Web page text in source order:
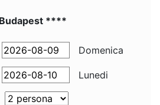
****
Domenica
Lunedi